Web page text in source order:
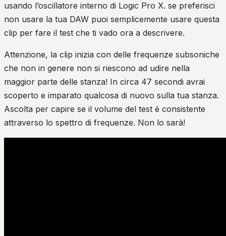
usando l’oscillatore interno di Logic Pro X. se preferisci
non usare la tua DAW puoi semplicemente usare questa
clip per fare il test che ti vado ora a descrivere.
Attenzione, la clip inizia con delle frequenze subsoniche
che non in genere non si riescono ad udire nella
maggior parte delle stanza! In circa 47 secondi avrai
scoperto e imparato qualcosa di nuovo sulla tua stanza.
Ascolta per capire se il volume del test é consistente
attraverso lo spettro di frequenze. Non lo sarà!